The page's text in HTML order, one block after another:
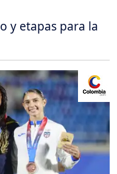
y etapas para la